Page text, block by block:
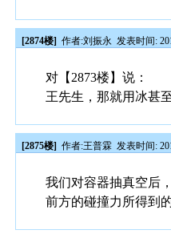
[2874楼] 作者:刘振永 发表时间:
对【2873楼】说：
王先生，那就用冰甚
[2875楼] 作者:王普霖 发表时间:
我们对容器抽真空后
前方的碰撞力所得到